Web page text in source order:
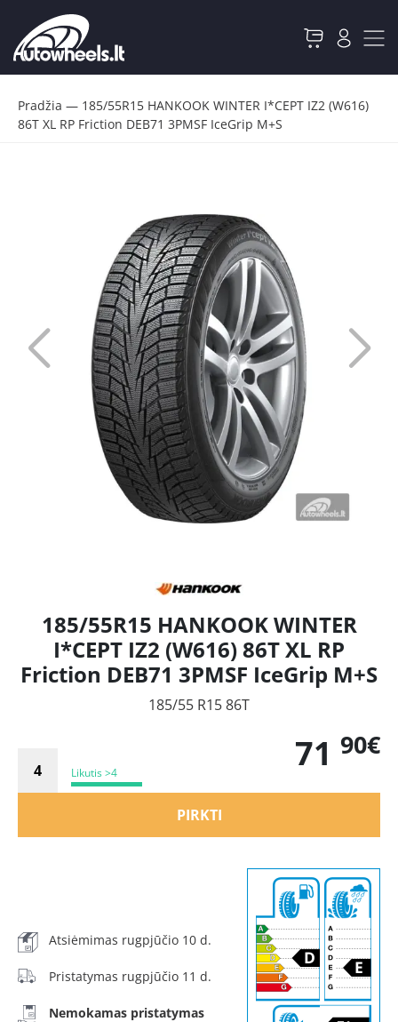
Pradžia — 185/55R15 HANKOOK WINTER I*CEPT IZ2 (W616)
86T XL RP Friction DEB71 3PMSF IceGrip M+S
185/55R15 HANKOOK WINTER
I*CEPT IZ2 (W616) 86T XL RP
Friction DEB71 3PMSF IceGrip M+S
185/55 R15 86T
Likutis >4 71 90€
PIRKTI
Atsiėmimas rugpjūčio 10 d.
Pristatymas rugpjūčio 11 d.
Nemokamas pristatymas